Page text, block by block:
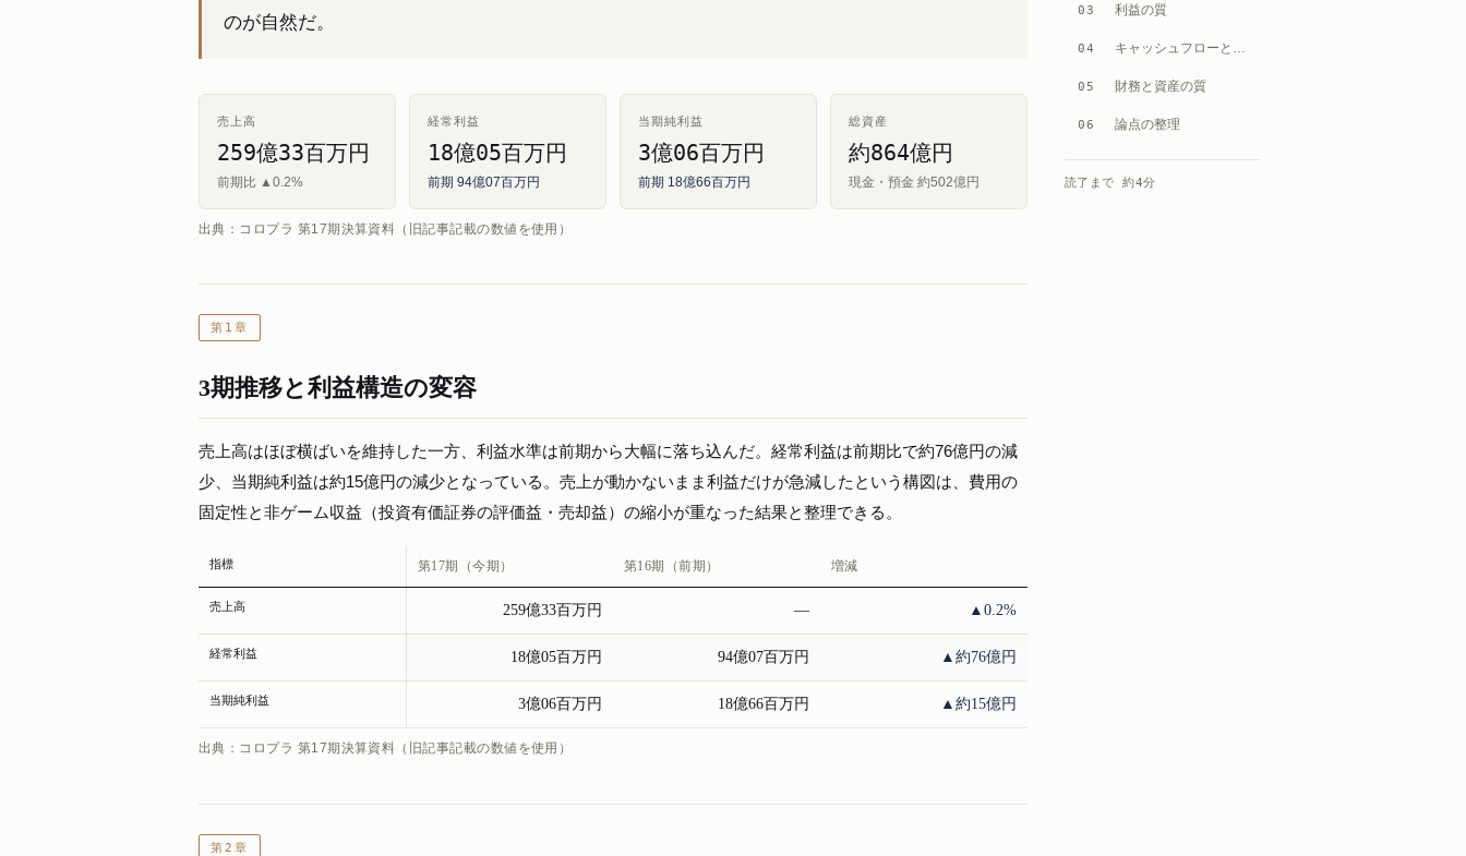
03 利益の質
04
05 財務と資産の質
06 論点の整理
読了まで 約4分
のが自然だ。
売上高
259億33百万円
前期比 ▲0.2%
経常利益
18億05百万円
前期 94億07百万円
当期純利益
3億06百万円
前期 18億66百万円
総資産
約864億円
現金・預金 約502億円
出典：コロプラ 第17期決算資料（旧記事記載の数値を使用）
第1章
3期推移と利益構造の変容
売上高はほぼ横ばいを維持した一方、利益水準は前期から大幅に落ち込んだ。経常利益は前期比で約76億円の減
少、当期純利益は約15億円の減少となっている。売上が動かないまま利益だけが急減したという構図は、費用の
固定性と非ゲーム収益（投資有価証券の評価益・売却益）の縮小が重なった結果と整理できる。
指標 第17期（今期） 第16期（前期） 増減
売上高 259億33百万円 ― ▲0.2%
経常利益 18億05百万円 94億07百万円 ▲約76億円
当期純利益 3億06百万円 18億66百万円 ▲約15億円
出典：コロプラ 第17期決算資料（旧記事記載の数値を使用）
第2章